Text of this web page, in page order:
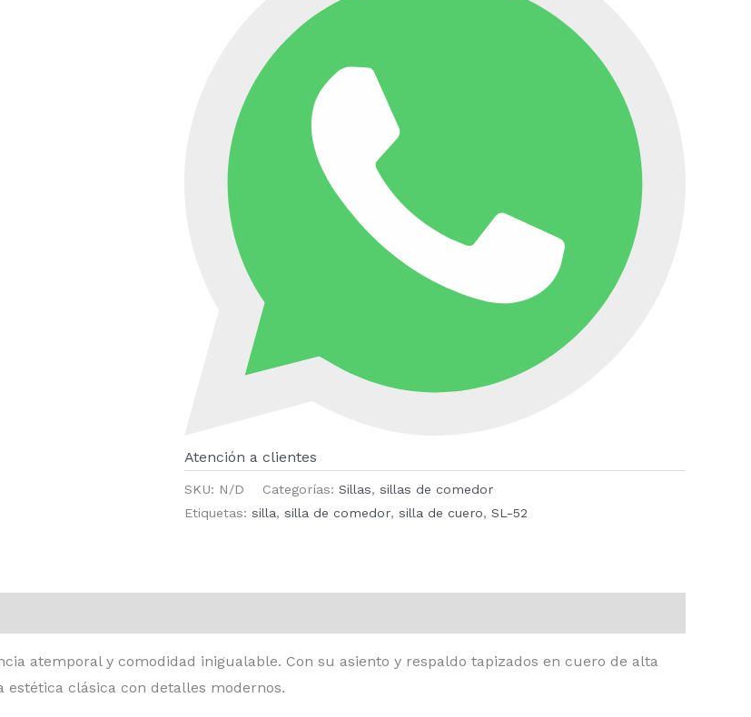
Atención a clientes
SKU: N/D Categorías: Sillas, sillas de comedor
Etiquetas: silla, silla de comedor, silla de cuero, SL-52
atemporal y comodidad inigualable. Con su asiento y respaldo tapizados en cuero de alta
clásica con detalles modernos.